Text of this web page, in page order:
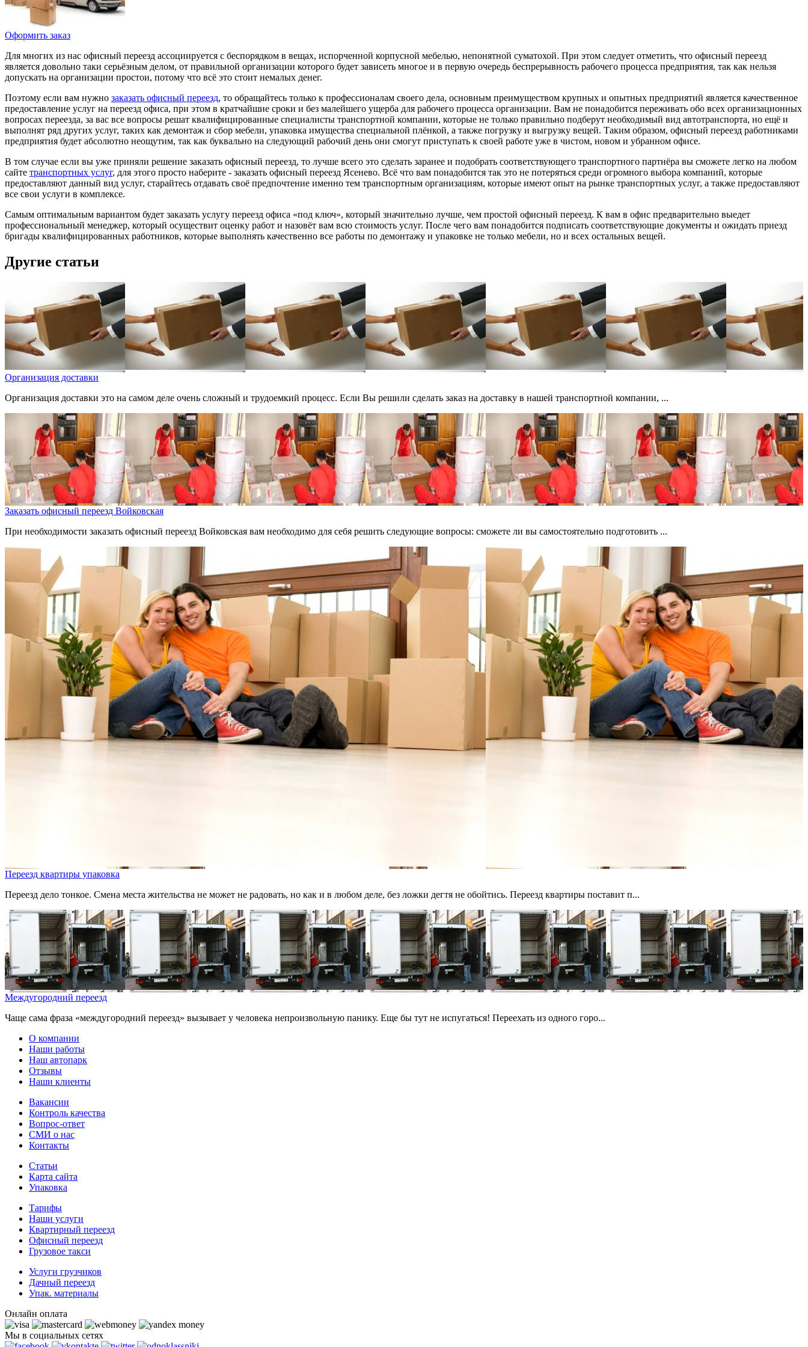
Оформить заказ
Для многих из нас офисный переезд ассоциируется с беспорядком в вещах, испорченной корпусной мебелью, непонятной суматохой. При этом следует отметить, что офисный переезд
является довольно таки серьёзным делом, от правильной организации которого будет зависеть многое и в первую очередь беспрерывность рабочего процесса предприятия, так как нельзя
допускать на организации простои, потому что всё это стоит немалых денег.
Поэтому если вам нужно заказать офисный переезд, то обращайтесь только к профессионалам своего дела, основным преимуществом крупных и опытных предприятий является качественное
предоставление услуг на переезд офиса, при этом в кратчайшие сроки и без малейшего ущерба для рабочего процесса организации. Вам не понадобится переживать обо всех организационных
вопросах переезда, за вас все вопросы решат квалифицированные специалисты транспортной компании, которые не только правильно подберут необходимый вид автотранспорта, но ещё и
выполнят ряд других услуг, таких как демонтаж и сбор мебели, упаковка имущества специальной плёнкой, а также погрузку и выгрузку вещей. Таким образом, офисный переезд работниками
предприятия будет абсолютно неощутим, так как буквально на следующий рабочий день они смогут приступать к своей работе уже в чистом, новом и убранном офисе.
В том случае если вы уже приняли решение заказать офисный переезд, то лучше всего это сделать заранее и подобрать соответствующего транспортного партнёра вы сможете легко на любом
сайте транспортных услуг, для этого просто наберите - заказать офисный переезд Ясенево. Всё что вам понадобится так это не потеряться среди огромного выбора компаний, которые
предоставляют данный вид услуг, старайтесь отдавать своё предпочтение именно тем транспортным организациям, которые имеют опыт на рынке транспортных услуг, а также предоставляют
все свои услуги в комплексе.
Самым оптимальным вариантом будет заказать услугу переезд офиса «под ключ», который значительно лучше, чем простой офисный переезд. К вам в офис предварительно выедет
профессиональный менеджер, который осуществит оценку работ и назовёт вам всю стоимость услуг. После чего вам понадобится подписать соответствующие документы и ожидать приезд
бригады квалифицированных работников, которые выполнять качественно все работы по демонтажу и упаковке не только мебели, но и всех остальных вещей.
Другие статьи
Организация доставки
Организация доставки это на самом деле очень сложный и трудоемкий процесс. Если Вы решили сделать заказ на доставку в нашей транспортной компании, ...
Заказать офисный переезд Войковская
При необходимости заказать офисный переезд Войковская вам необходимо для себя решить следующие вопросы: сможете ли вы самостоятельно подготовить ...
Переезд квартиры упаковка
Переезд дело тонкое. Смена места жительства не может не радовать, но как и в любом деле, без ложки дегтя не обойтись. Переезд квартиры поставит п...
Междугородний переезд
Чаще сама фраза «междугородний переезд» вызывает у человека непроизвольную панику. Еще бы тут не испугаться! Переехать из одного горо...
О компании
Наши работы
Наш автопарк
Отзывы
Наши клиенты
Вакансии
Контроль качества
Вопрос-ответ
СМИ о нас
Контакты
Статьи
Карта сайта
Упаковка
Тарифы
Наши услуги
Квартирный переезд
Офисный переезд
Грузовое такси
Услуги грузчиков
Дачный переезд
Упак. материалы
Онлайн оплата
Мы в социальных сетях